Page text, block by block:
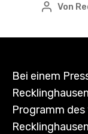
Von
Bei einem
Programm